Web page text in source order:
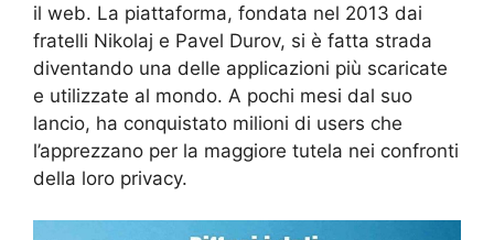
il web. La piattaforma, fondata nel 2013 dai
fratelli Nikolaj e Pavel Durov, si è fatta strada
diventando una delle applicazioni più scaricate
e utilizzate al mondo. A pochi mesi dal suo
lancio, ha conquistato milioni di users che
l’apprezzano per la maggiore tutela nei confronti
della loro privacy.